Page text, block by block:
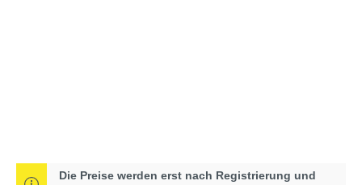
Die Preise werden erst nach Registrierung und